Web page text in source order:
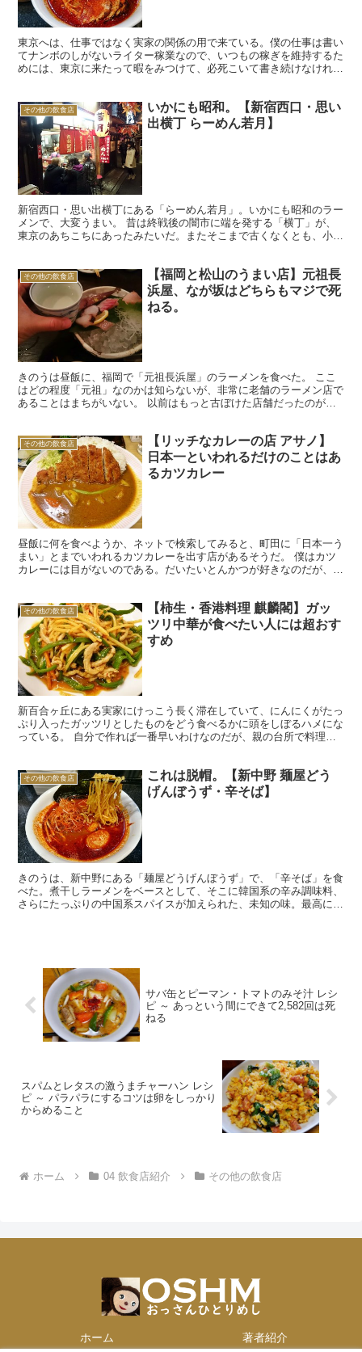
東京へは、仕事ではなく実家の関係の用で来ている。僕の仕事は書い
てナンボのしがないライター稼業なので、いつもの稼ぎを維持するた
めには、東京に来たって暇をみつけて、必死こいて書き続けなければ
その他の飲食店
いかにも昭和。【新宿西口・思い
出横丁 らーめん若月】
新宿西口・思い出横丁にある「らーめん若月」。いかにも昭和のラー
メンで、大変うまい。 昔は終戦後の闇市に端を発する「横丁」が、
東京のあちこちにあったみたいだ。またそこまで古くなくとも、小さ
その他の飲食店
【福岡と松山のうまい店】元祖長
浜屋、なが坂はどちらもマジで死
ねる。
きのうは昼飯に、福岡で「元祖長浜屋」のラーメンを食べた。 ここ
はどの程度「元祖」なのかは知らないが、非常に老舗のラーメン店で
あることはまちがいない。 以前はもっと古ぼけた店舗だったのが、
その他の飲食店
【リッチなカレーの店 アサノ】
日本一といわれるだけのことはあ
るカツカレー
昼飯に何を食べようか、ネットで検索してみると、町田に「日本一う
まい」とまでいわれるカツカレーを出す店があるそうだ。 僕はカツ
カレーには目がないのである。だいたいとんかつが好きなのだが、と
その他の飲食店
【柿生・香港料理 麒麟閣】ガッ
ツリ中華が食べたい人には超おす
すめ
新百合ヶ丘にある実家にけっこう長く滞在していて、にんにくがたっ
ぷり入ったガッツリとしたものをどう食べるかに頭をしぼるハメにな
っている。 自分で作れば一番早いわけなのだが、親の台所で料理す
その他の飲食店
これは脱帽。【新中野 麺屋どう
げんぼうず・辛そば】
きのうは、新中野にある「麺屋どうげんぼうず」で、「辛そば」を食
べた。煮干しラーメンをベースとして、そこに韓国系の辛み調味料、
さらにたっぷりの中国系スパイスが加えられた、未知の味。最高にう
サバ缶とピーマン・トマトのみそ汁 レシ
ピ ～ あっという間にできて2,582回は死
ねる
スパムとレタスの激うまチャーハン レシ
ピ ～ パラパラにするコツは卵をしっかり
からめること
ホーム 04 飲食店紹介 その他の飲食店
ホーム 著者紹介